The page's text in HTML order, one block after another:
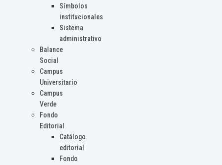
Símbolos
institucionales
Sistema
administrativo
Balance
Social
Campus
Universitario
Campus
Verde
Fondo
Editorial
Catálogo
editorial
Fondo